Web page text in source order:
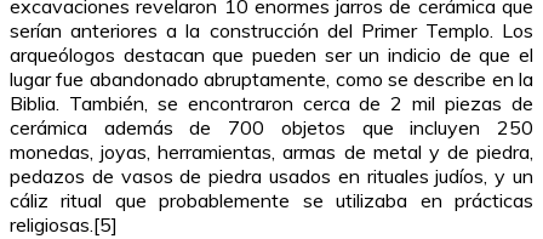
excavaciones revelaron 10 enormes jarros de cerámica que
serían anteriores a la construcción del Primer Templo. Los
arqueólogos destacan que pueden ser un indicio de que el
lugar fue abandonado abruptamente, como se describe en la
Biblia. También, se encontraron cerca de 2 mil piezas de
cerámica además de 700 objetos que incluyen 250
monedas, joyas, herramientas, armas de metal y de piedra,
pedazos de vasos de piedra usados en rituales judíos, y un
cáliz ritual que probablemente se utilizaba en prácticas
religiosas.[5]